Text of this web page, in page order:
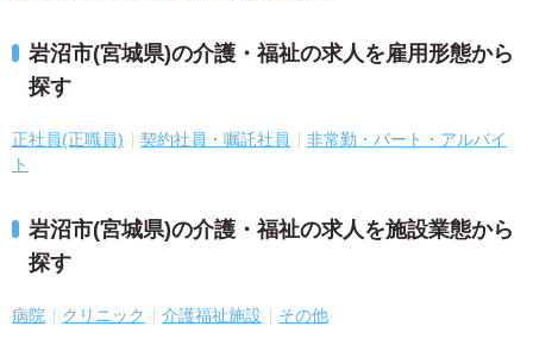
岩沼市(宮城県)の介護・福祉の求人を雇用形態から
探す
正社員(正職員) 契約社員・嘱託社員
非常勤・パート・アルバイ
ト
岩沼市(宮城県)の介護・福祉の求人を施設業態から
探す
病院 クリニック 介護福祉施設 その他